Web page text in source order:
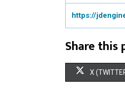
https://
Share this
X